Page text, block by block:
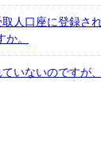
人口座に登録さ
。
いないのですが